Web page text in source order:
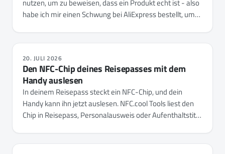
nutzen, um zu beweisen, dass ein Produkt echt ist - also
habe ich mir einen Schwung bei AliExpress bestellt, um
konfiguriert sie jetzt vollständig auf iPhone und Android -
jeden Schlüssel, die Rechte jeder Datei und die
Einstellungen des Chips selbst.
20. JULI 2026
Den NFC-Chip deines Reisepasses mit dem
Handy auslesen
In deinem Reisepass steckt ein NFC-Chip, und dein
Handy kann ihn jetzt auslesen. NFC.cool Tools liest den
Chip in Reisepass, Personalausweis oder Aufenthaltstitel